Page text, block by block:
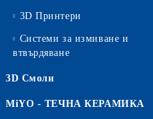
3D Принтери
Системи за измиване и
втвърдяване
3D Смоли
MiYO - ТЕЧНА КЕРАМИКА